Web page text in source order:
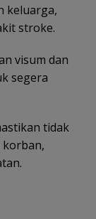
keluarga,
stroke.
visum dan
segera
tidak
korban,